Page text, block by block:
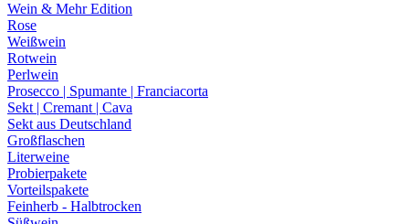
Wein & Mehr Edition
Rose
Weißwein
Rotwein
Perlwein
Prosecco | Spumante | Franciacorta
Sekt | Cremant | Cava
Sekt aus Deutschland
Großflaschen
Literweine
Probierpakete
Vorteilspakete
Feinherb - Halbtrocken